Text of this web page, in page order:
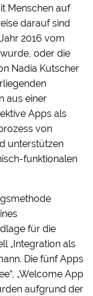
Menschen auf
darauf sind
2016 vom
oder die
Nadia Kutscher
aus einer
Apps als
von
unterstützen
funktionalen
für die
„Integration als
Die fünf Apps
„Welcome App
aufgrund der